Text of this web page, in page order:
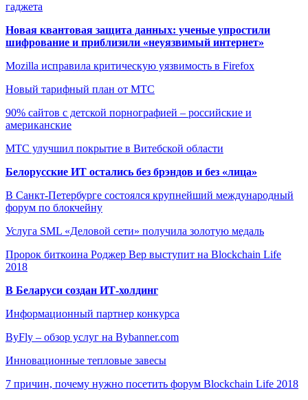
гаджета
Новая квантовая защита данных: ученые упростили
шифрование и приблизили «неуязвимый интернет»
Mozilla исправила критическую уязвимость в Firefox
Новый тарифный план от МТС
90% сайтов с детской порнографией – российские и
американские
МТС улучшил покрытие в Витебской области
Белорусские ИТ остались без брэндов и без «лица»
В Санкт-Петербурге состоялся крупнейший международный
форум по блокчейну
Услуга SML «Деловой сети» получила золотую медаль
Пророк биткоина Роджер Вер выступит на Blockchain Life
2018
В Беларуси создан ИТ-холдинг
Информационный партнер конкурса
ByFly – обзор услуг на Bybanner.com
Инновационные тепловые завесы
7 причин, почему нужно посетить форум Blockchain Life 2018